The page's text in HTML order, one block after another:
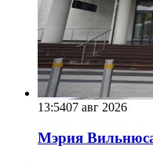
13:5407 авг 2026
Мэрия